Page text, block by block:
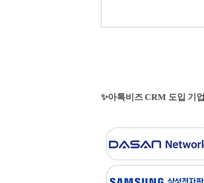
✨아톡비즈 CRM 도입 기업